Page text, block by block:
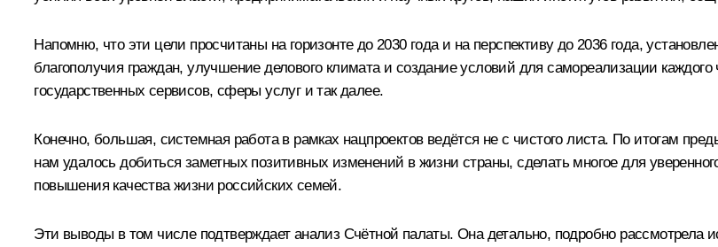
Напомню, что эти цели просчитаны на горизонте до 2030 года и на перспективу до 2036 года,
благополучия граждан, улучшение делового климата и создание условий для самореализации
государственных сервисов, сферы услуг и так далее.
Конечно, большая, системная работа в рамках нацпроектов ведётся не с чистого листа. По итогам
нам удалось добиться заметных позитивных изменений в жизни страны, сделать многое для
повышения качества жизни российских семей.
Эти выводы в том числе подтверждает анализ Счётной палаты. Она детально, подробно рассмотрела